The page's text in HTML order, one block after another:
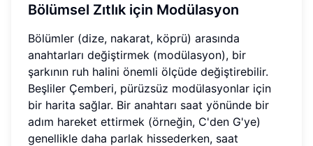
Bölümsel Zıtlık için Modülasyon
Bölümler (dize, nakarat, köprü) arasında
anahtarları değiştirmek (modülasyon), bir
şarkının ruh halini önemli ölçüde değiştirebilir.
Beşliler Çemberi, pürüzsüz modülasyonlar için
bir harita sağlar. Bir anahtarı saat yönünde bir
adım hareket ettirmek (örneğin, C'den G'ye)
genellikle daha parlak hissederken, saat